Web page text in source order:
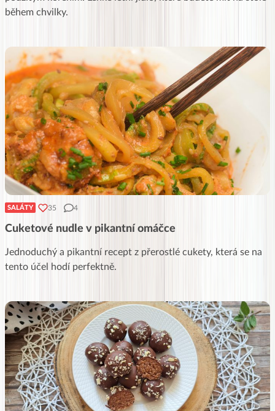
během chvilky.
SALÁTY 35 4
Cuketové nudle v pikantní omáčce
Jednoduchý a pikantní recept z přerostlé cukety, která se na
tento účel hodí perfektně.